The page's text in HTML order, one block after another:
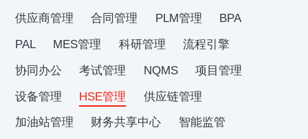
供应商管理
合同管理 PLM管理
BPA
PAL
MES管理 科研管理
流程引擎
协同办公
考试管理 NQMS
项目管理
设备管理
HSE管理
供应链管理
加油站管理
财务共享中心
智能监管